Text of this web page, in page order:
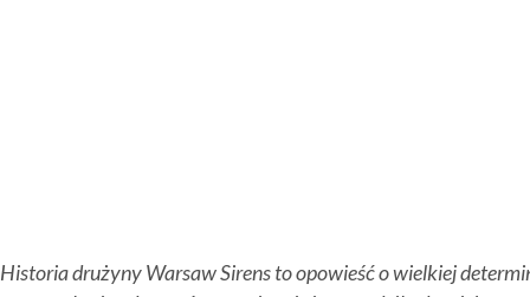
Kontakt
Historia drużyny Warsaw Sirens to opowieść o wielkiej